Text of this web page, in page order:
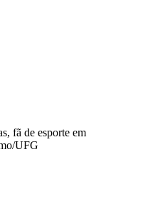
fã de esporte em
UFG